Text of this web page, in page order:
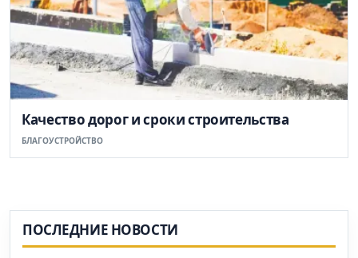
Качество дорог и сроки строительства
БЛАГОУСТРОЙСТВО
ПОСЛЕДНИЕ НОВОСТИ